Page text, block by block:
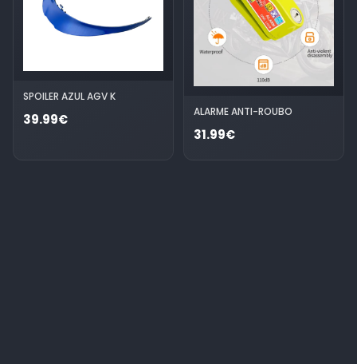
SPOILER AZUL AGV K
39.99€ ALARME ANTI-ROUBO
31.99€